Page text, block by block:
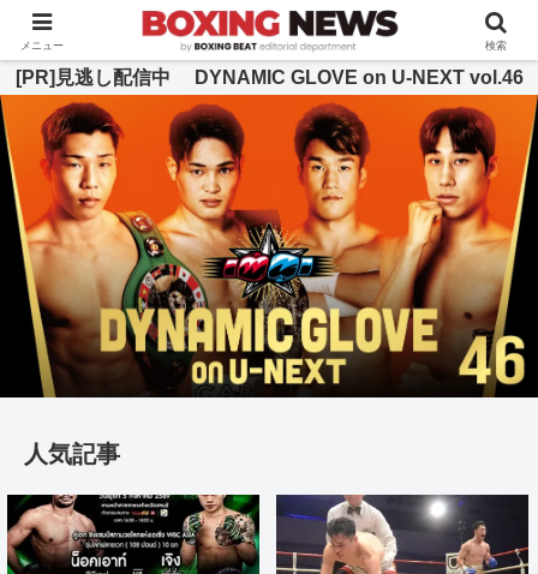
BOXING BEAT [ボクシング・ビート] 公式サイト
[PR]見逃し配信中 DYNAMIC GLOVE on U-NEXT vol.46
人気記事
メニュー 検索